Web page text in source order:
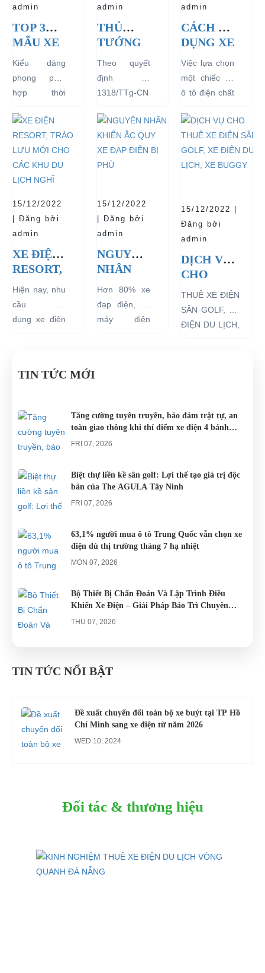
admin
TOP 3
MẪU XE
Ô TÔ
ĐIỆN
THỊNH
HÀNH
VÀ BÁN
CHẠY
NHẤT
HIỆN
NAY
Kiểu dáng
phong phú,
hợp thời
dàng sử dụng
mà thân thiện
với môi
trường, đặc
biệt là an toàn
những ưu...
admin
THỦ
TƯỚNG
CHÍNH
PHỦ
ĐỒNG Ý
ĐIỂM XE
ĐIỆN 04
BÁNH
CHỞ
TẠI CÁC
KHU
VỰC
HẠN
CHẾ
Theo quyết
định số
1318/TTg-CN
27/09/2018,
Thủ tướng
Chính phủ đã
đồng ý việc
chạy bằng
điện...
admin
CÁCH SỬ
DỤNG XE
Ô TÔ
ĐIỆN ĐỂ
TĂNG
TUỔI
THỌ
CHO XE
Việc lựa chọn
một chiếc xe
ô tô điện chất
ngay từ đầu
sẽ mang lại
hiệu quả sử
dụng lâu dài
bên...
15/12/2022
| Đăng bởi
admin
XE ĐIỆN
RESORT,
TRÀO
LƯU
MỚI
CHO
LỊCH
Hiện nay, nhu
cầu sử
dụng xe điện
du lịch nghĩ
khắp cả
nước.
15/12/2022
| Đăng bởi
admin
NGUYÊN
NHÂN
KHIẾN
ẮC QUY
XE ĐẠP
ĐIỆN BỊ
Hơn 80% xe
đạp điện, xe
máy điện
các trục trặc
15/12/2022 |
Đăng bởi
admin
DỊCH VỤ
CHO
THUÊ XE
ĐIỆN SÂN
GOLF, XE
ĐIỆN DU
THUÊ XE ĐIỆN
SÂN GOLF, XE
ĐIỆN DU LỊCH,
điện sân golf,
xe điện du lịch,
TIN TỨC MỚI
Tăng cường tuyên truyền, bảo đảm trật tự, an
toàn giao thông khi thí điểm xe điện 4 bánh
phục vụ du lịch
FRI 07, 2026
Biệt thự liền kề sân golf: Lợi thế tạo giá trị độc
bản của The AGULA Tây Ninh
FRI 07, 2026
63,1% người mua ô tô Trung Quốc vẫn chọn xe
điện dù thị trường tháng 7 hạ nhiệt
MON 07, 2026
Bộ Thiết Bị Chẩn Đoán Và Lập Trình Điều
Khiển Xe Điện – Giải Pháp Bảo Trì Chuyên
Nghiệp
THU 07, 2026
gổ khi đón du khách ở Quy Nhơn
TIN TỨC NỔI BẬT
Đề xuất chuyển đổi toàn bộ xe buýt tại TP Hồ
Chí Minh sang xe điện từ năm 2026
WED 10, 2024
Đối tác & thương hiệu